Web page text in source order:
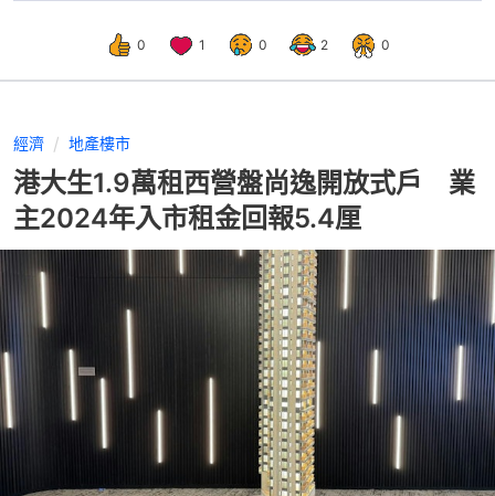
0 1 0 2 0
經濟 地產樓市
港大生1.9萬租西營盤尚逸開放式戶 業
主2024年入市租金回報5.4厘